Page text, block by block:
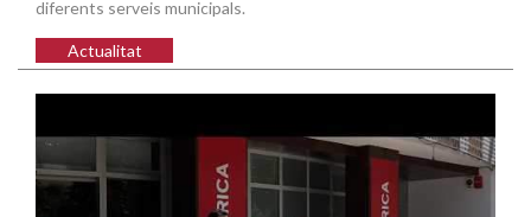
diferents serveis municipals.
Actualitat